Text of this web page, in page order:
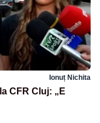
Ionuț Nichita
CFR Cluj: „E